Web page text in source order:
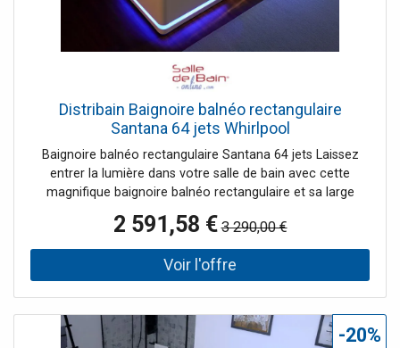
deux barres d'appui et d'un panneau de contrôle.
Distribain Baignoire balnéo rectangulaire
Santana 64 jets Whirlpool
Baignoire balnéo rectangulaire Santana 64 jets Laissez
entrer la lumière dans votre salle de bain avec cette
magnifique baignoire balnéo rectangulaire et sa large
64 jets massants pour une détente absolue. Les spots
subaquatiques et les éclairages sur tablier diffusent leur
lumière pour illuminer votre salle de bain toute entière et
disperser ses bienfaits thérapeutiques ! Le + : la large
expérience de bain sans égale.
2 591,58 € 3 290,00 €
-20%